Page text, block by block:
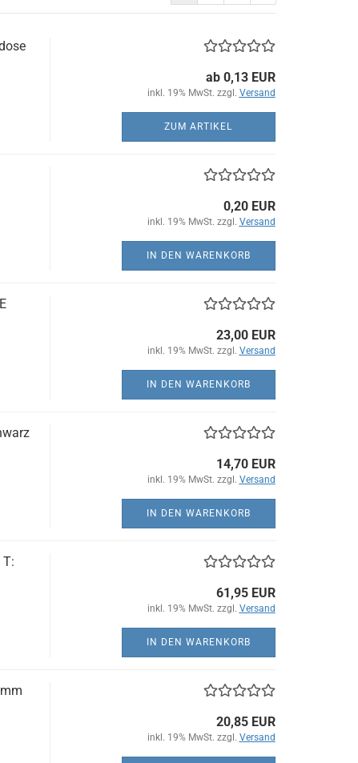
ab 0,13 EUR
inkl. 19% MwSt. zzgl. Versand
ZUM ARTIKEL
0,20 EUR
inkl. 19% MwSt. zzgl. Versand
IN DEN WARENKORB
23,00 EUR
inkl. 19% MwSt. zzgl. Versand
IN DEN WARENKORB
14,70 EUR
inkl. 19% MwSt. zzgl. Versand
IN DEN WARENKORB
61,95 EUR
inkl. 19% MwSt. zzgl. Versand
IN DEN WARENKORB
20,85 EUR
inkl. 19% MwSt. zzgl. Versand